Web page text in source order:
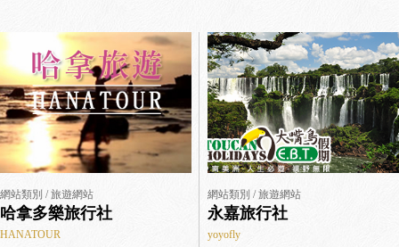
網站類別 / 旅遊網站
哈拿多樂旅行社
HANATOUR
網站類別 / 旅遊網站
永嘉旅行社
yoyofly